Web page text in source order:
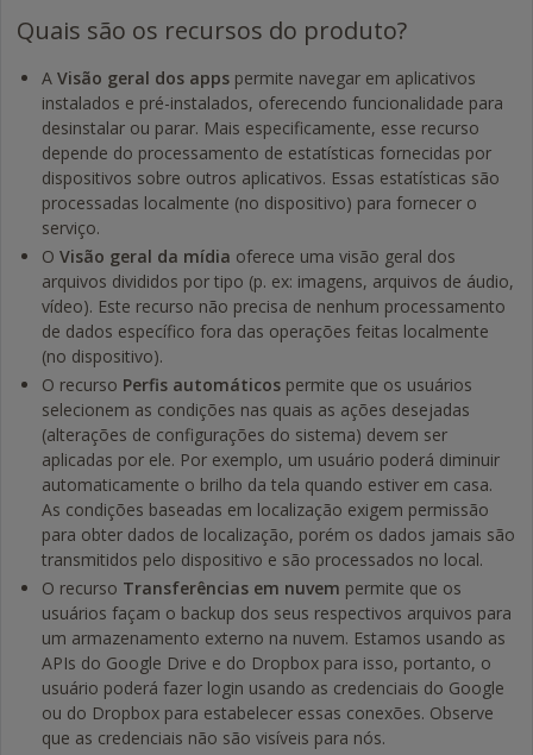
Quais são os recursos do produto?
AVisão geral dos apps permite navegar em aplicativos
instalados e pré-instalados, oferecendo funcionalidade para
desinstalar ou parar. Mais especificamente, esse recurso
depende do processamento de estatísticas fornecidas por
dispositivos sobre outros aplicativos. Essas estatísticas são
processadas localmente (no dispositivo) para fornecer o
serviço.
OVisão geral da mídia oferece uma visão geral dos
arquivos divididos por tipo (p. ex: imagens, arquivos de áudio,
vídeo). Este recurso não precisa de nenhum processamento
de dados específico fora das operações feitas localmente
(no dispositivo).
O recurso Perfis automáticos permite que os usuários
selecionem as condições nas quais as ações desejadas
(alterações de configurações do sistema) devem ser
aplicadas por ele. Por exemplo, um usuário poderá diminuir
automaticamente o brilho da tela quando estiver em casa.
As condições baseadas em localização exigem permissão
para obter dados de localização, porém os dados jamais são
transmitidos pelo dispositivo e são processados no local.
O recurso Transferências em nuvem permite que os
usuários façam o backup dos seus respectivos arquivos para
um armazenamento externo na nuvem. Estamos usando as
APIs do Google Drive e do Dropbox para isso, portanto, o
usuário poderá fazer login usando as credenciais do Google
ou do Dropbox para estabelecer essas conexões. Observe
que as credenciais não são visíveis para nós.